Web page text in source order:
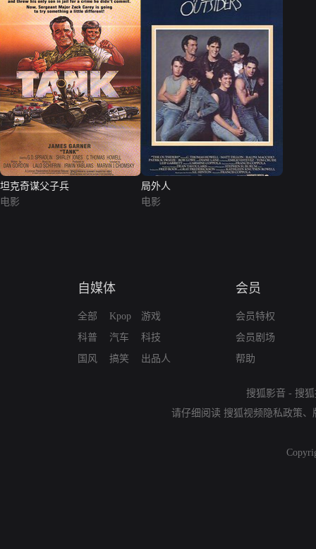
坦克奇谋父子兵
电影
局外人
电影
自媒体
全部
科普
国风
Kpop
汽车
搞笑
游戏
科技
出品人
会员
会员特权
会员剧场
帮助
搜狐影音 - 搜
请仔细阅读 搜狐视频隐私政策、